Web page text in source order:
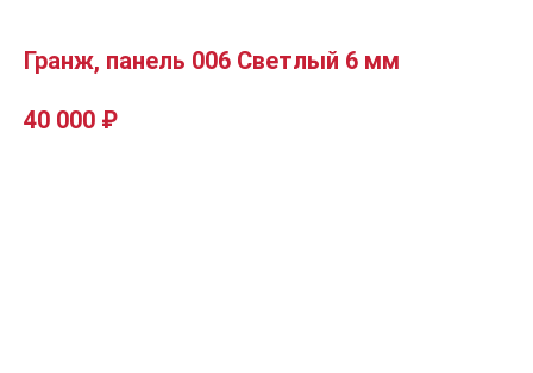
Гранж, панель 006 Светлый 6 мм
40 000 ₽